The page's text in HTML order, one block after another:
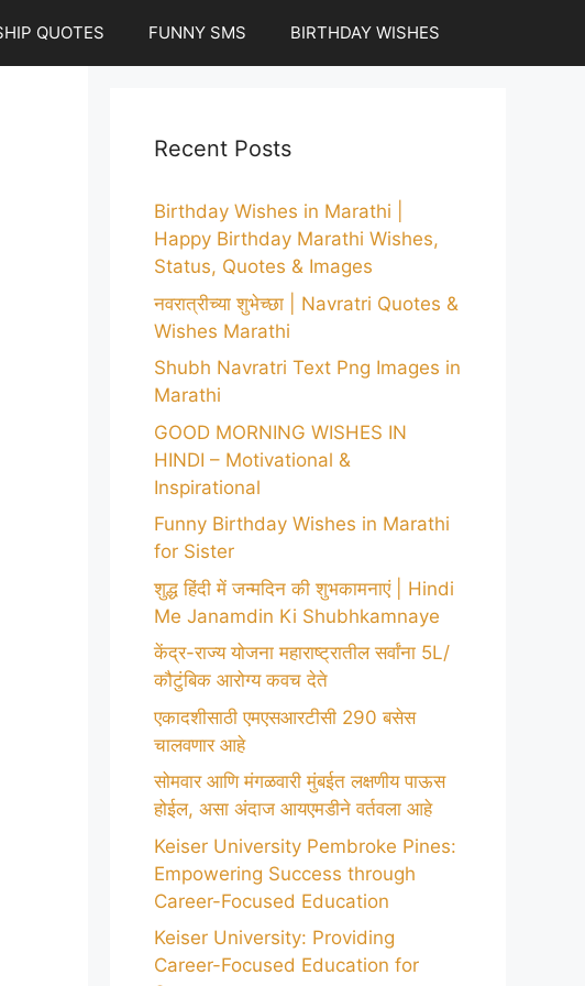
QUOTES FUNNY SMS BIRTHDAY WISHES
Recent Posts
Birthday Wishes in Marathi |
Happy Birthday Marathi Wishes,
Status, Quotes & Images
नवरात्रीच्या शुभेच्छा | Navratri Quotes &
Wishes Marathi
Shubh Navratri Text Png Images in
Marathi
GOOD MORNING WISHES IN
HINDI – Motivational &
Inspirational
Funny Birthday Wishes in Marathi
for Sister
शुद्ध हिंदी में जन्मदिन की शुभकामनाएं | Hindi
Me Janamdin Ki Shubhkamnaye
केंद्र-राज्य योजना महाराष्ट्रातील सर्वांना 5L/
कौटुंबिक आरोग्य कवच देते
एकादशीसाठी एमएसआरटीसी 290 बसेस
चालवणार आहे
सोमवार आणि मंगळवारी मुंबईत लक्षणीय पाऊस
होईल, असा अंदाज आयएमडीने वर्तवला आहे
Keiser University Pembroke Pines:
Empowering Success through
Career-Focused Education
Keiser University: Providing
Career-Focused Education for